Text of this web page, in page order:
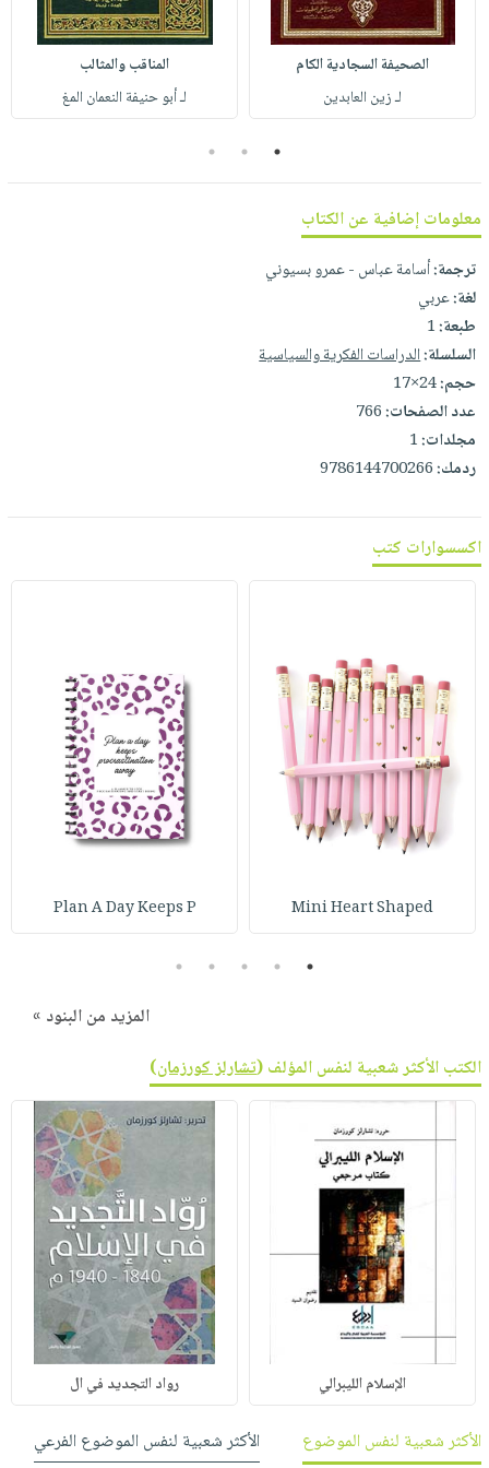
صابون
أطفال
مناسبات
فيديوهات
أسئلة
طرحها
نيل
وفرات
انشر
كتابك
تواصل
معنا
عربة
التسوق
نشرة
الصحيفة السجادية الكام
لـ زين العابدين
المناقب والمثالب
لـ أبو حنيفة النعمان المغ
1
2
3
معلومات إضافية عن الكتاب
ترجمة:أسامة عباس - عمرو بسيوني
لغة:عربي
طبعة:1
السلسلة:الدراسات الفكرية والسياسية
حجم:24×17
عدد الصفحات:766
مجلدات:1
ردمك:9786144700266
اكسسوارات كتب
Mini Heart Shaped
Plan A Day Keeps P
1
2
3
4
5
المزيد من البنود »
الكتب الأكثر شعبية لنفس المؤلف (تشارلز كورزمان)
الإسلام الليبرالي رواد التجديد في ال
الأكثر شعبية لنفس الموضوع الأكثر شعبية لنفس الموضوع الفرعي